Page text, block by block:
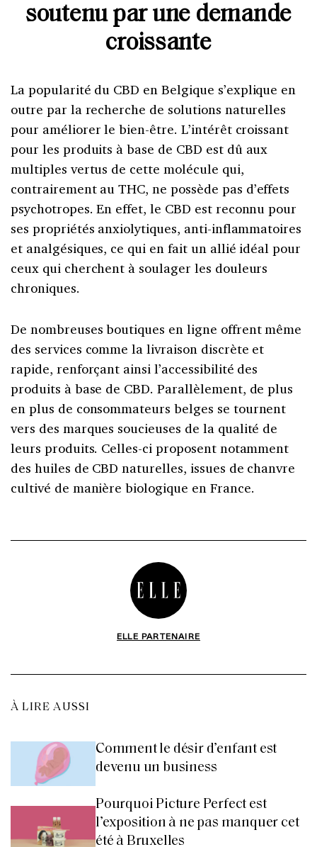
soutenu par une demande
croissante
La popularité du CBD en Belgique s’explique en
outre par la recherche de solutions naturelles
pour améliorer le bien-être. L’intérêt croissant
pour les produits à base de CBD est dû aux
multiples vertus de cette molécule qui,
contrairement au THC, ne possède pas d’effets
psychotropes. En effet,le CBD est reconnu pour
ses propriétés anxiolytiques, anti-inflammatoires
et analgésiques, ce qui en fait un allié idéal pour
ceux qui cherchent à soulager les douleurs
chroniques.
De nombreuses boutiques en ligne offrent même
des services comme la livraison discrète et
rapide, renforçant ainsi l’accessibilité des
produits à base de CBD. Parallèlement, de plus
en plus de consommateurs belges se tournent
vers des marques soucieuses de la qualité de
leurs produits. Celles-ci proposent notamment
des huiles de CBD naturelles, issues de chanvre
cultivé de manière biologique en France.
ELLE PARTENAIRE
À LIRE AUSSI
Comment le désir d’enfant est
devenu un business
Pourquoi Picture Perfect est
l’exposition à ne pas manquer cet
été à Bruxelles